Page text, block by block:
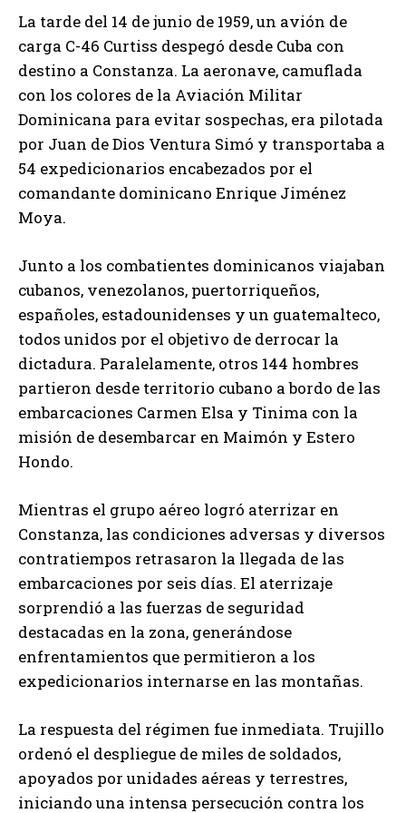
La tarde del 14 de junio de 1959, un avión de
carga C-46 Curtiss despegó desde Cuba con
destino a Constanza. La aeronave, camuflada
con los colores de la Aviación Militar
Dominicana para evitar sospechas, era pilotada
por Juan de Dios Ventura Simó y transportaba a
54 expedicionarios encabezados por el
comandante dominicano Enrique Jiménez
Moya.
Junto a los combatientes dominicanos viajaban
cubanos, venezolanos, puertorriqueños,
españoles, estadounidenses y un guatemalteco,
todos unidos por el objetivo de derrocar la
dictadura. Paralelamente, otros 144 hombres
partieron desde territorio cubano a bordo de las
embarcaciones Carmen Elsa y Tinima con la
misión de desembarcar en Maimón y Estero
Hondo.
Mientras el grupo aéreo logró aterrizar en
Constanza, las condiciones adversas y diversos
contratiempos retrasaron la llegada de las
embarcaciones por seis días. El aterrizaje
sorprendió a las fuerzas de seguridad
destacadas en la zona, generándose
enfrentamientos que permitieron a los
expedicionarios internarse en las montañas.
La respuesta del régimen fue inmediata. Trujillo
ordenó el despliegue de miles de soldados,
apoyados por unidades aéreas y terrestres,
iniciando una intensa persecución contra los